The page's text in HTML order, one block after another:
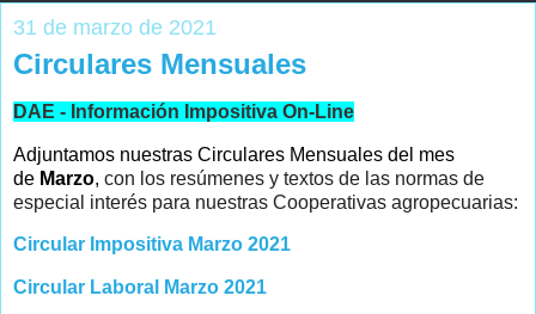
31 de marzo de 2021
Circulares Mensuales
DAE - Información Impositiva On-Line
Adjuntamos nuestras Circulares Mensuales del mes
de Marzo, con los resúmenes y textos de las normas de
especial interés para nuestras Cooperativas agropecuarias:
Circular Impositiva Marzo 2021
Circular Laboral Marzo 2021